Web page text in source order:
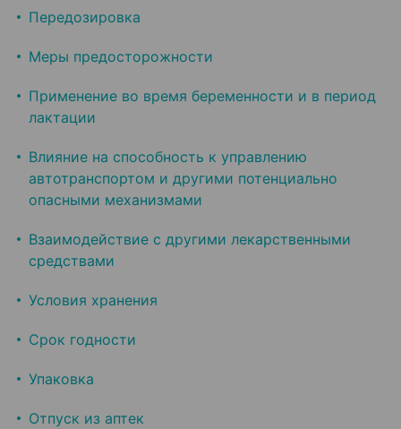
Передозировка
Меры предосторожности
Применение во время беременности и в период
лактации
Влияние на способность к управлению
автотранспортом и другими потенциально
опасными механизмами
Взаимодействие с другими лекарственными
средствами
Условия хранения
Срок годности
Упаковка
Отпуск из аптек